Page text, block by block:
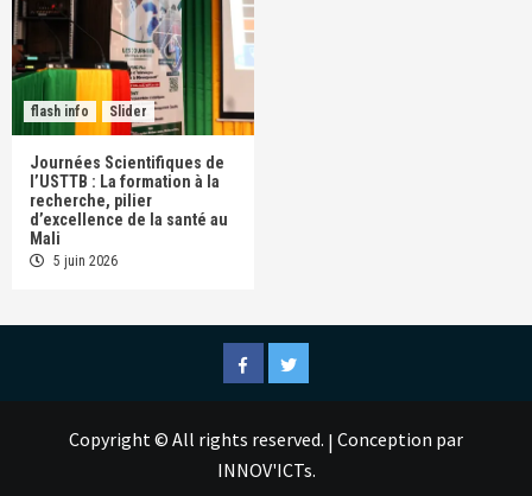
flash info Slider
Journées Scientifiques de
l’USTTB : La formation à la
recherche, pilier
d’excellence de la santé au
Mali
5 juin 2026
FacebookTwitter
Copyright © All rights reserved. | Conception par
INNOV'ICTs.